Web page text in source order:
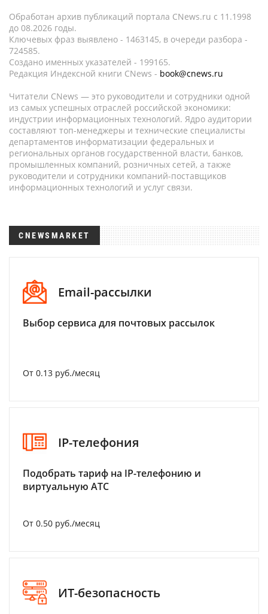
Обработан архив публикаций портала CNews.ru c 11.1998
до 08.2026 годы.
Ключевых фраз выявлено - 1463145, в очереди разбора -
724585.
Создано именных указателей - 199165.
Редакция Индексной книги CNews - book@cnews.ru
Читатели CNews — это руководители и сотрудники одной
из самых успешных отраслей российской экономики:
индустрии информационных технологий. Ядро аудитории
составляют топ-менеджеры и технические специалисты
департаментов информатизации федеральных и
региональных органов государственной власти, банков,
промышленных компаний, розничных сетей, а также
руководители и сотрудники компаний-поставщиков
информационных технологий и услуг связи.
CNEWSMARKET
Email-рассылки
Выбор сервиса для почтовых рассылок
От 0.13 руб./месяц
IP-телефония
Подобрать тариф на IP-телефонию и
виртуальную АТС
От 0.50 руб./месяц
ИТ-безопасность